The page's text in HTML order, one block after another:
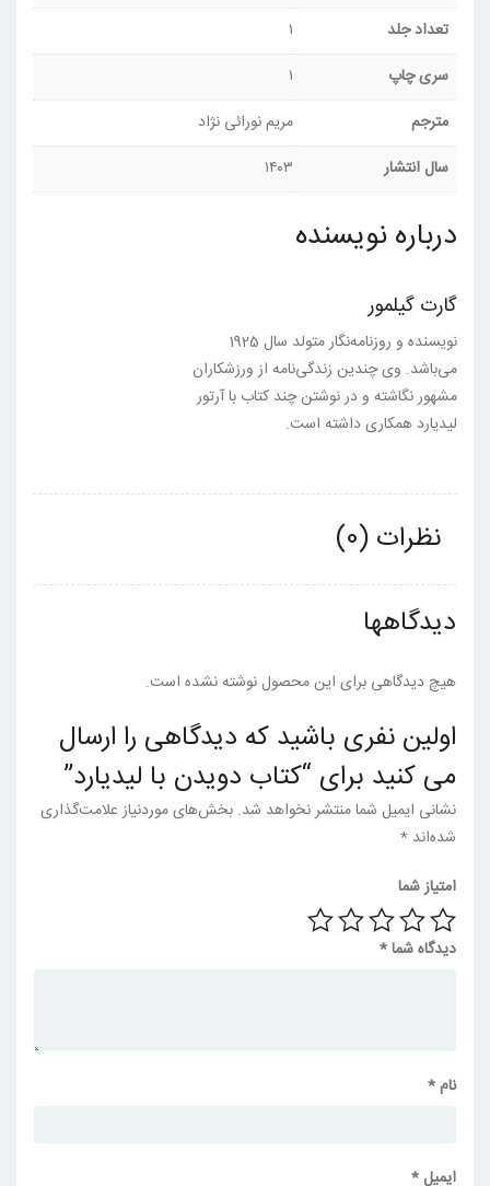
تعداد جلد
۱
سری چاپ
۱
مترجم
مریم نورائی نژاد
سال انتشار
۱۴۰۳
درباره نویسنده
گارت گیلمور
نویسنده و روزنامه‌نگار متولد سال 1925
می‌باشد. وی چندین زندگی‌نامه از ورزشکاران
مشهور نگاشته و در نوشتن چند کتاب با آرتور
لیدیارد همکاری داشته است.
نظرات (0)
دیدگاهها
هیچ دیدگاهی برای این محصول نوشته نشده است.
اولین نفری باشید که دیدگاهی را ارسال
می کنید برای “کتاب دویدن با لیدیارد”
نشانی ایمیل شما منتشر نخواهد شد. بخش‌های موردنیاز علامت‌گذاری
شده‌اند *
امتیاز شما
دیدگاه شما*
نام*
ایمیل *